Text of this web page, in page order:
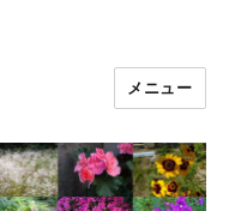
メニュー